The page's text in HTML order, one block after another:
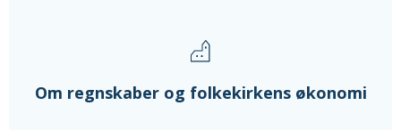
Om regnskaber og folkekirkens økonomi